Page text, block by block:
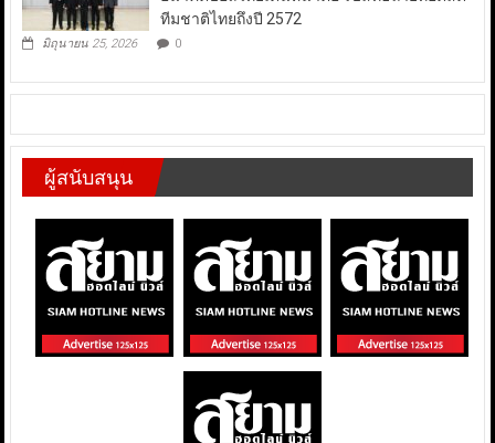
ทีมชาติไทยถึงปี 2572
มิถุนายน 25, 2026 0
ผู้สนับสนุน